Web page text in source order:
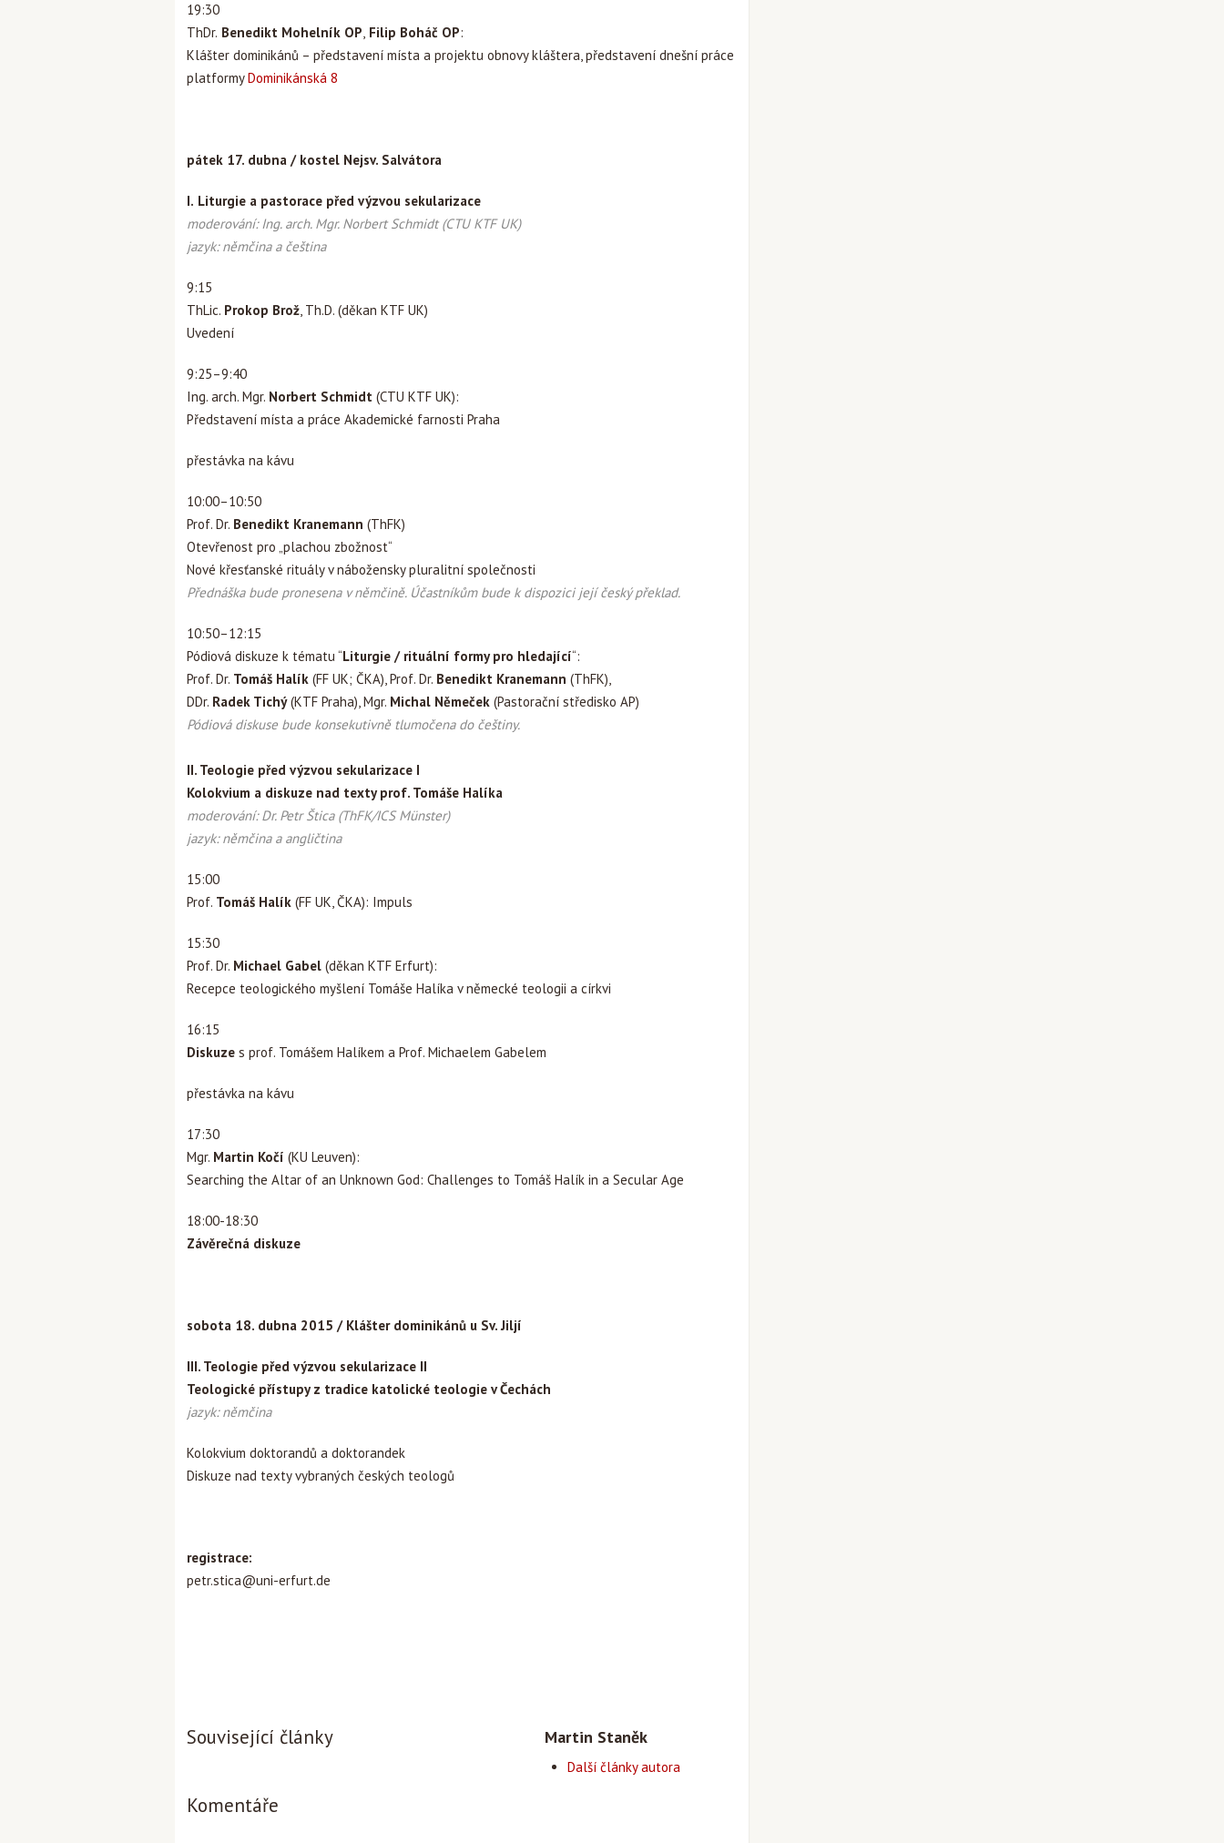
19:30
ThDr. Benedikt Mohelník OP, Filip Boháč OP:
Klášter dominikánů – představení místa a projektu obnovy kláštera, představení dnešní práce
platformyDominikánská 8
pátek 17. dubna / kostel Nejsv. Salvátora
I. Liturgie a pastorace před výzvou sekularizace
moderování:Ing. arch. Mgr. Norbert Schmidt(CTU KTF UK)
jazyk: němčina a čeština
9:15
ThLic. Prokop Brož, Th.D. (děkan KTF UK)
Uvedení
9:25–9:40
Ing. arch. Mgr. Norbert Schmidt (CTU KTF UK):
Představení místa a práce Akademické farnosti Praha
přestávka na kávu
10:00–10:50
Prof. Dr. Benedikt Kranemann (ThFK)
Otevřenost pro „plachou zbožnost“
Nové křesťanské rituály v nábožensky pluralitní společnosti
Přednáška bude pronesena v němčině. Účastníkům bude k dispozici její český překlad.
10:50–12:15
Pódiová diskuze k tématu “Liturgie / rituální formy pro hledající“:
Prof. Dr. Tomáš Halík (FF UK; ČKA), Prof. Dr. Benedikt Kranemann (ThFK),
DDr. Radek Tichý(KTF Praha), Mgr. Michal Němeček (Pastorační středisko AP)
Pódiová diskuse bude konsekutivně tlumočena do češtiny.
II. Teologie před výzvou sekularizace I
Kolokvium a diskuze nad texty prof. Tomáše Halíka
moderování: Dr. Petr Štica (ThFK/ICS Münster)
jazyk: němčina a angličtina
15:00
Prof. Tomáš Halík (FF UK, ČKA): Impuls
15:30
Prof. Dr. Michael Gabel (děkan KTF Erfurt):
Recepce teologického myšlení Tomáše Halíka v německé teologii a církvi
16:15
Diskuze s prof. Tomášem Halíkem a Prof. Michaelem Gabelem
přestávka na kávu
17:30
Mgr. Martin Kočí (KU Leuven):
Searching the Altar of an Unknown God: Challenges to Tomáš Halík in a Secular Age
18:00-18:30
Závěrečná diskuze
sobota 18. dubna 2015 / Klášter dominikánů u Sv. Jiljí
III. Teologie před výzvou sekularizace II
Teologické přístupy z tradice katolické teologie v Čechách
jazyk: němčina
Kolokvium doktorandů a doktorandek
Diskuze nad texty vybraných českých teologů
registrace:
petr.stica@uni-erfurt.de
Související články Martin Staněk
Další články autora
Komentáře